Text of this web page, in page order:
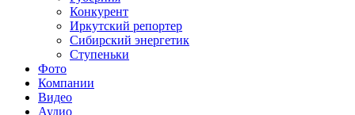
Конкурент
Иркутский репортер
Сибирский энергетик
Ступеньки
Фото
Компании
Видео
Аудио